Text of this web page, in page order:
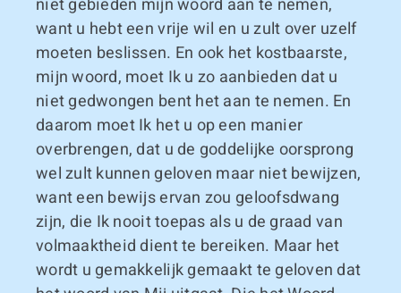
want u hebt een vrije wil en u zult over uzelf
moeten beslissen. En ook het kostbaarste,
mijn woord, moet Ik u zo aanbieden dat u
niet gedwongen bent het aan te nemen. En
daarom moet Ik het u op een manier
overbrengen, dat u de goddelijke oorsprong
wel zult kunnen geloven maar niet bewijzen,
want een bewijs ervan zou geloofsdwang
zijn, die Ik nooit toepas als u de graad van
volmaaktheid dient te bereiken. Maar het
wordt u gemakkelijk gemaakt te geloven dat